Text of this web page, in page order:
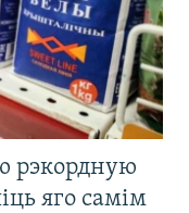
рэкордную
яго самім